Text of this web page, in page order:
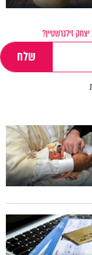
זילברשטיין?